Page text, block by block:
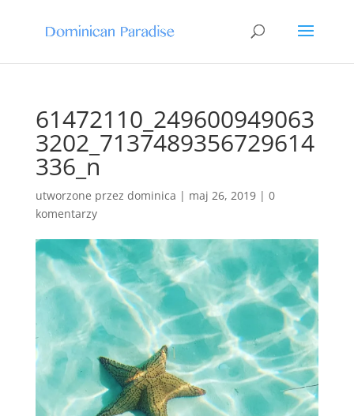
61472110_249600949063
3202_7137489356729614
336_n
utworzone przez dominica | maj 26, 2019| 0
komentarzy